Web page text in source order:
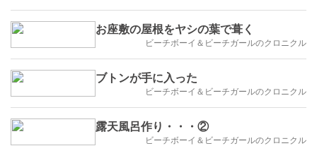
お座敷の屋根をヤシの葉で葺く
ビーチボーイ＆ビーチガールのクロニクル
ブトンが手に入った
ビーチボーイ＆ビーチガールのクロニクル
露天風呂作り・・・②
ビーチボーイ＆ビーチガールのクロニクル